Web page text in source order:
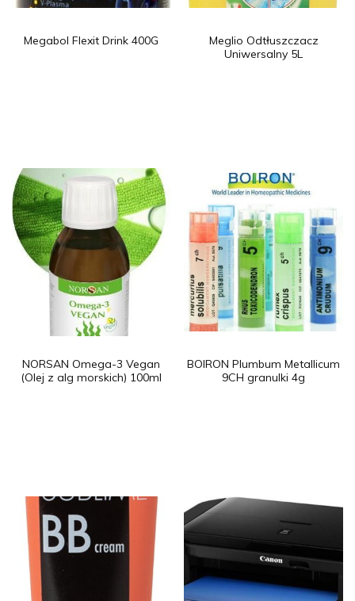
Megabol Flexit Drink 400G
Meglio Odtłuszczacz
Uniwersalny 5L
NORSAN Omega-3 Vegan
(Olej z alg morskich) 100ml
BOIRON Plumbum Metallicum
9CH granulki 4g